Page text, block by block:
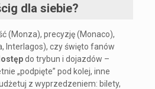
dla siebie?
(Monza), precyzję (Monaco),
Interlagos), czy święto fanów
do trybun i dojazdów –
„podpięte” pod kolej, inne
z wyprzedzeniem: bilety,